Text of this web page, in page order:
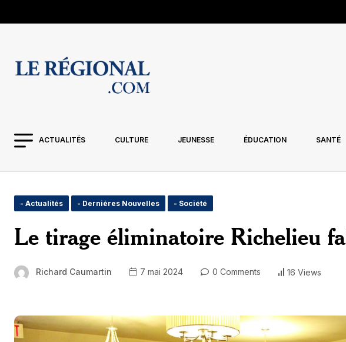
ACTUALITÉS CULTURE JEUNESSE ÉDUCATION SANTÉ
- Actualités - Derniéres Nouvelles - Société
Le tirage éliminatoire Richelieu
Richard Caumartin 7 mai 2024 0 Comments 16 Views